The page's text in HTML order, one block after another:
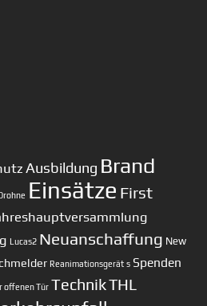
Ausbildung Brand
Einsätze First
Lucas2 Neuanschaffung New
Reanimationsgerät s Spenden
offenen Tür TechnikTHL